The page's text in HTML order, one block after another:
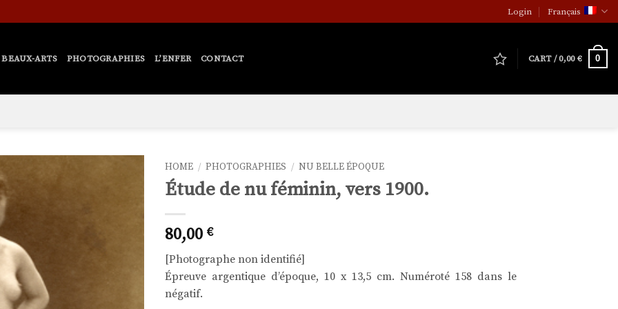
Login Français
BEAUX-ARTS PHOTOGRAPHIES L’ENFER CONTACT CART /0,00€ 0
HOME / PHOTOGRAPHIES / NU BELLE ÉPOQUE
Étude de nu féminin, vers 1900.
80,00 €
[Photographe non identifié]
Épreuve argentique d’époque, 10 x 13,5 cm. Numéroté 158 dans le
négatif.